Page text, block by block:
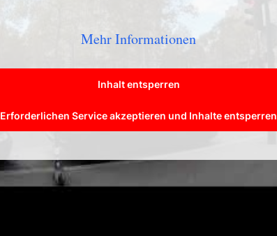
Mehr Informationen
Inhalt entsperren
Erforderlichen Service akzeptieren und Inhalte entsperren